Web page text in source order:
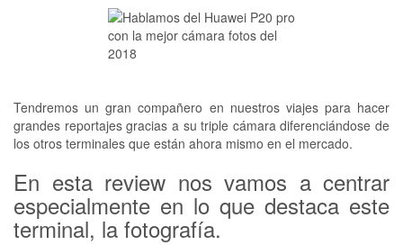
Tendremos un gran compañero en nuestros viajes para hacer
grandes reportajes gracias a su triple cámara diferenciándose de
los otros terminales que están ahora mismo en el mercado.
En esta review nos vamos a centrar
especialmente en lo que destaca este
terminal, la fotografía.